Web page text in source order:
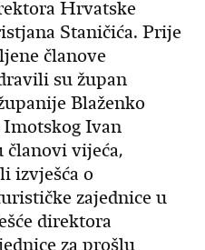
Hrvatske
Staničića. Prije
članove
su župan
Blaženko
Imotskog Ivan
članovi vijeća,
izvješća o
zajednice u
direktora
za prošlu